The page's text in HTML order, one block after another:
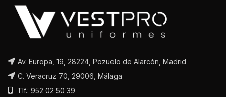
Av. Europa, 19, 28224, Pozuelo de Alarcón, Madrid
C. Veracruz 70, 29006, Málaga
Tlf.: 952 02 50 39